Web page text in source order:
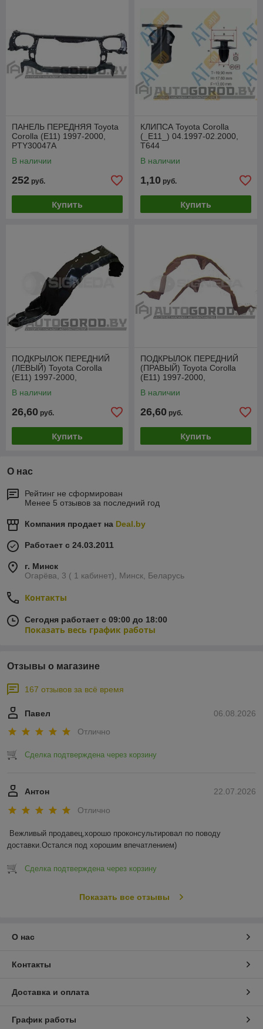
ПАНЕЛЬ ПЕРЕДНЯЯ Toyota
Corolla (E11) 1997-2000,
PTY30047A
В наличии
252 руб.
Купить
КЛИПСА Toyota Corolla
(_E11_) 04.1997-02.2000,
T644
В наличии
1,10 руб.
Купить
ПОДКРЫЛОК ПЕРЕДНИЙ
(ЛЕВЫЙ) Toyota Corolla
(E11) 1997-2000,
В наличии
26,60 руб.
Купить
ПОДКРЫЛОК ПЕРЕДНИЙ
(ПРАВЫЙ) Toyota Corolla
(E11) 1997-2000,
В наличии
26,60 руб.
Купить
О нас
Рейтинг не сформирован
Менее 5 отзывов за последний год
Компания продает на Deal.by
Работает с 24.03.2011
г. Минск
Огарёва, 3 ( 1 кабинет), Минск, Беларусь
Контакты
Сегодня работает с 09:00 до 18:00
Показать весь график работы
Отзывы о магазине
167 отзывов за всё время
06.08.2026
Павел
Отлично
Сделка подтверждена через корзину
22.07.2026
Антон
Отлично
Вежливый продавец,хорошо проконсультировал по поводу
доставки.Остался под хорошим впечатлением)
Сделка подтверждена через корзину
Показать все отзывы
О нас
Контакты
Доставка и оплата
График работы